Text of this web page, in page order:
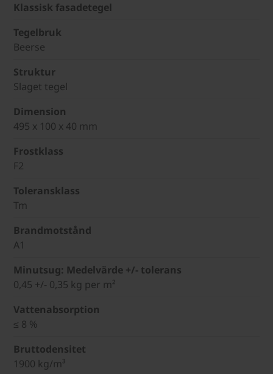
Klassisk fasadetegel
Tegelbruk
Beerse
Struktur
Slaget tegel
Dimension
495 x 100 x 40 mm
Frostklass
F2
Toleransklass
Tm
Brandmotstånd
A1
Minutsug: Medelvärde +/- tolerans
0,45 +/- 0,35 kg per m²
Vattenabsorption
≤ 8 %
Bruttodensitet
1900 kg/m³